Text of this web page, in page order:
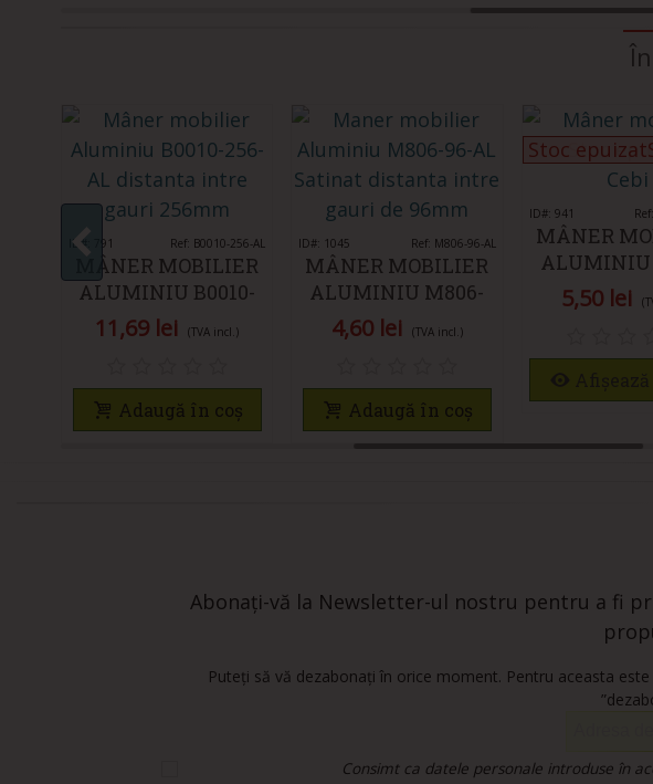
Îmi place
ID#: 791 Ref: B0010-256-AL
MÂNER MOBILIER
ALUMINIU B0010-
256-AL
11,69 lei (TVA incl.)
Adaugă în coș
Îmi place
ID#: 1045 Ref: M806-96-AL
MÂNER MOBILIER
ALUMINIU M806-
96-AL SATINAT
4,60 lei (TVA incl.)
Adaugă în coș
Stoc
Stoc
Îmi place
ID#: 941
MÂNER
ALUMINIU
160-AL
5,50 lei
Abonați-vă la Newsletter-ul nostru pentru a fi
Puteți să vă dezabonați în orice moment. Pentru aceasta
Consimt ca datele personale introduse în